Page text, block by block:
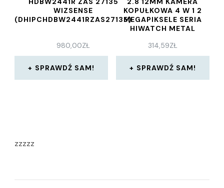
WIZSENSE
(DHIPCHDBW2441RZAS27135)
980,00ZŁ
SPRAWDŹ SAM!
KOPUŁKOWA 4 W 1 2
MEGAPIKSELE SERIA
HIWATCH METAL
314,59ZŁ
SPRAWDŹ SAM!
zzzzz